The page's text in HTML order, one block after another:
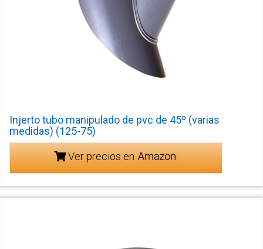
Injerto tubo manipulado de pvc de 45º (varias
medidas) (125-75)
Ver precios en